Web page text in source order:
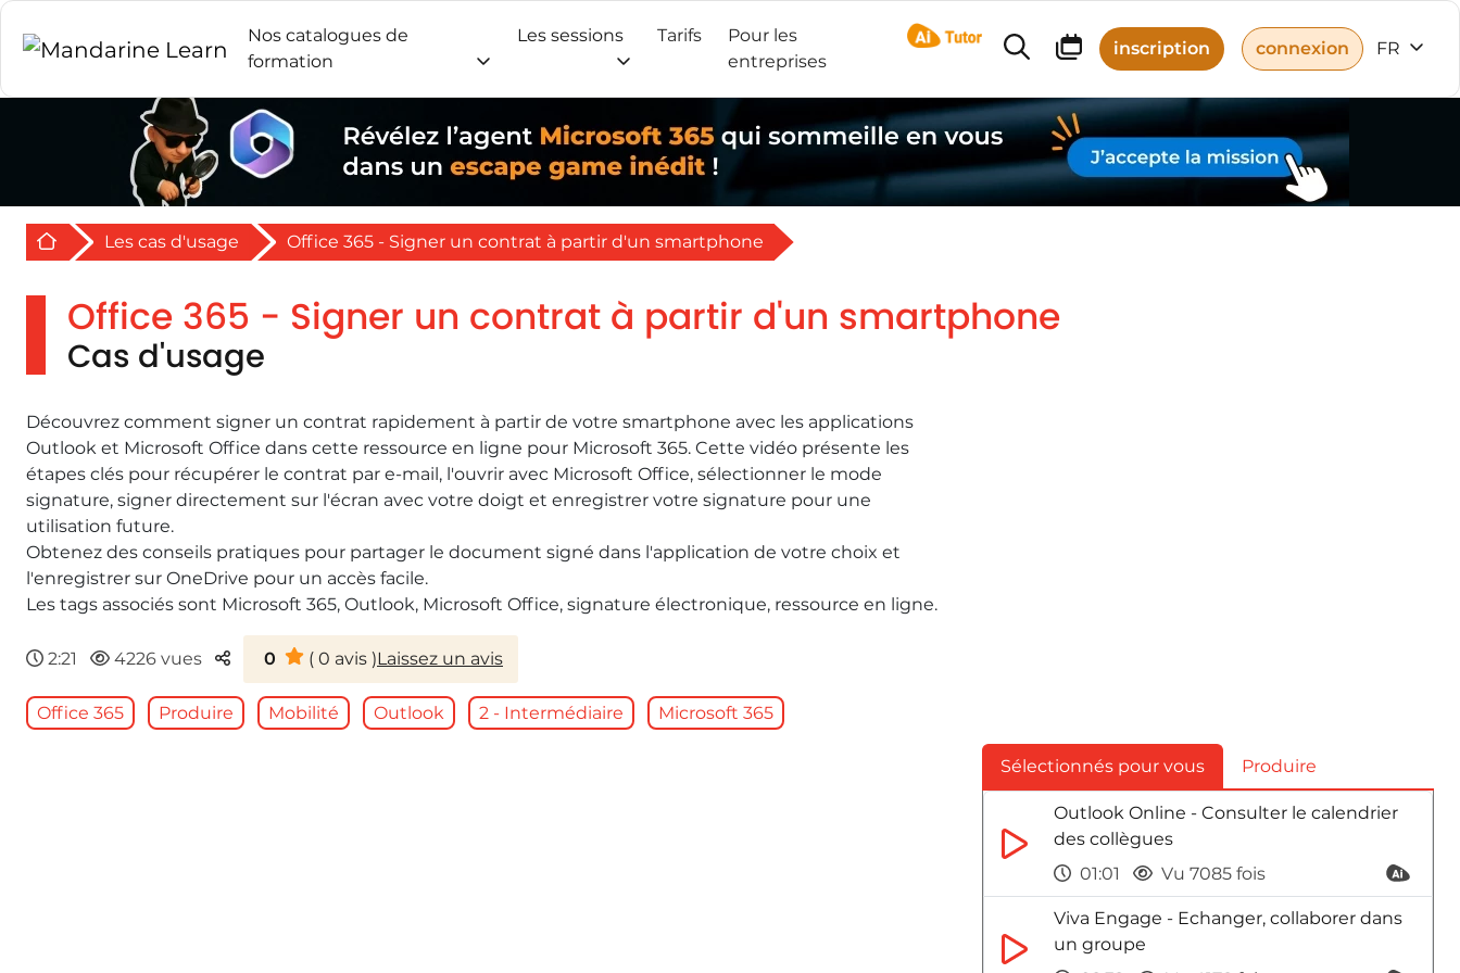
Nos catalogues de
formation
Les sessions Tarifs
Pour les
entreprises
AI Tutor inscription connexion FR
Retour à l'acceuil
Les cas d'usage Office 365 - Signer un contrat à partir d'un smartphone
Office 365 - Signer un contrat à partir d'un smartphone
Cas d'usage
Découvrez comment signer un contrat rapidement à partir de votre smartphone avec les applications
Outlook et Microsoft Office dans cette ressource en ligne pour Microsoft 365. Cette vidéo présente les
étapes clés pour récupérer le contrat par e-mail, l'ouvrir avec Microsoft Office, sélectionner le mode
signature, signer directement sur l'écran avec votre doigt et enregistrer votre signature pour une
utilisation future.
Obtenez des conseils pratiques pour partager le document signé dans l'application de votre choix et
l'enregistrer sur OneDrive pour un accès facile.
Les tags associés sont Microsoft 365, Outlook, Microsoft Office, signature électronique, ressource en ligne.
2:21 4226 vues Parteger
0 ( 0 avis )Laissez un avis
Office 365 Produire Mobilité Outlook 2 - Intermédiaire Microsoft 365
Sélectionnés pour vous Produire
Outlook Online - Consulter le calendrier
des collègues
01:01
Vu 7085 fois
Viva Engage - Echanger, collaborer dans
un groupe